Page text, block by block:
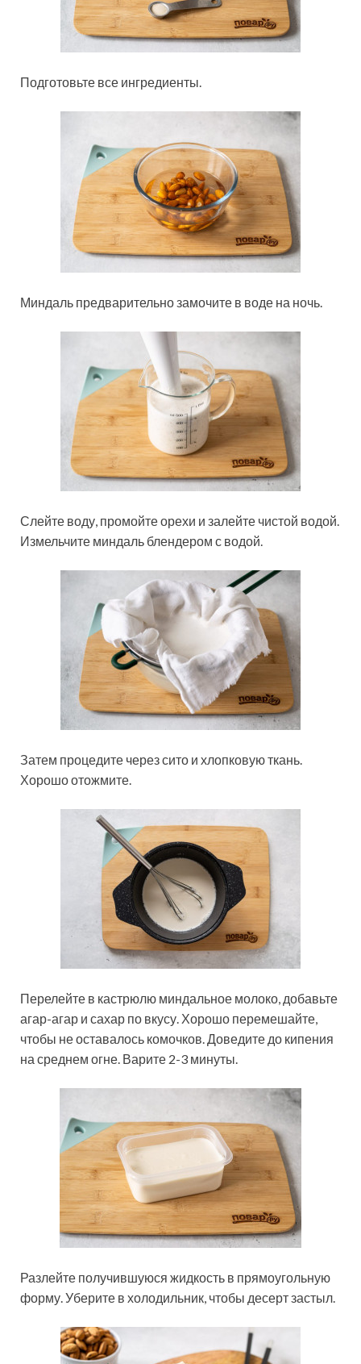
Подготовьте все ингредиенты.
Миндаль предварительно замочите в воде на ночь.
Слейте воду, промойте орехи и залейте чистой водой.
Измельчите миндаль блендером с водой.
Затем процедите через сито и хлопковую ткань.
Хорошо отожмите.
Перелейте в кастрюлю миндальное молоко, добавьте
агар-агар и сахар по вкусу. Хорошо перемешайте,
чтобы не оставалось комочков. Доведите до кипения
на среднем огне. Варите 2-3 минуты.
Разлейте получившуюся жидкость в прямоугольную
форму. Уберите в холодильник, чтобы десерт застыл.